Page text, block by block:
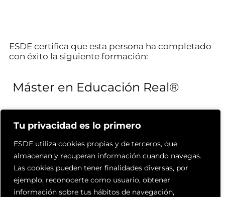
Tu privacidad es lo primero
ESDE utiliza cookies propias y de terceros, que
almacenan y recuperan información cuando navegas.
Las cookies pueden tener finalidades diversas, por
ejemplo, reconocerte como usuario, obtener
información sobre tus hábitos de navegación,
ESDE certifica que esta persona ha completado
con éxito la siguiente formación:
Máster en Educación Real®
Comunidad de Madrid
Madrid
Miriameducacionreal@gmail.com